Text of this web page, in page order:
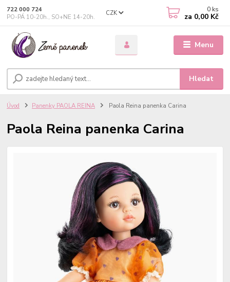
Menu
CZK
Hledat
722 000 724
PO-PÁ 10-20h., SO+NE 14-20h.
0 ks
za 0,00 Kč
Úvod Panenky PAOLA REINA Paola Reina panenka Carina
Paola Reina panenka Carina